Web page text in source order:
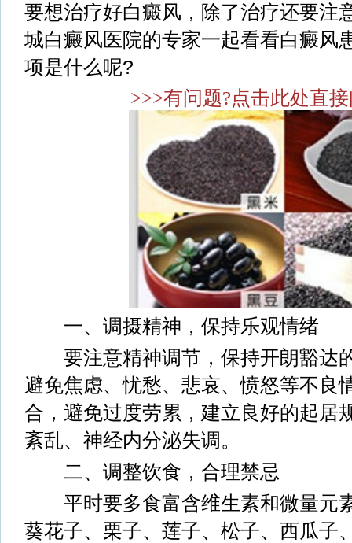
要想治疗好白癜风，除了治疗还要注
城白癜风医院的专家一起看看白癜风
项是什么呢?
>>>有问题?点击此处直
一、调摄精神，保持乐观情绪
要注意精神调节，保持开朗豁达
避免焦虑、忧愁、悲哀、愤怒等不良
合，避免过度劳累，建立良好的起居
紊乱、神经内分泌失调。
二、调整饮食，合理禁忌
平时要多食富含维生素和微量元
葵花子、栗子、莲子、松子、西瓜子